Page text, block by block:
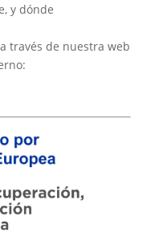
y dónde
través de nuestra web